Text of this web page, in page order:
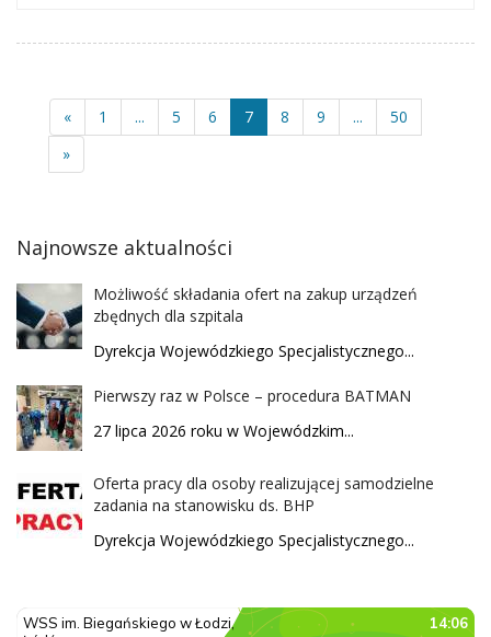
« 1 ... 5 6 7 8 9 ...
50
»
Najnowsze aktualności
Możliwość składania ofert na zakup urządzeń
zbędnych dla szpitala
Dyrekcja Wojewódzkiego Specjalistycznego...
Pierwszy raz w Polsce – procedura BATMAN
27 lipca 2026 roku w Wojewódzkim...
Oferta pracy dla osoby realizującej samodzielne
zadania na stanowisku ds. BHP
Dyrekcja Wojewódzkiego Specjalistycznego...